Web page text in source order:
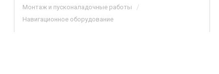
Монтаж и пусконаладочные работы /
Навигационное оборудование